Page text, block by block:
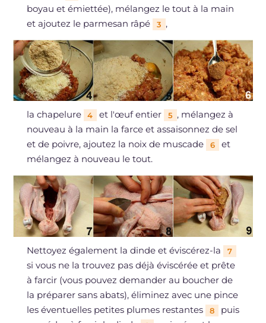
boyau et émiettée), mélangez le tout à la main
et ajoutez le parmesan râpé
3 ,
la chapelure 4 et l'œuf entier 5 , mélangez à
nouveau à la main la farce et assaisonnez de sel
et de poivre, ajoutez la noix de muscade
6
et
mélangez à nouveau le tout.
Nettoyez également la dinde et éviscérez-la 7
si vous ne la trouvez pas déjà éviscérée et prête
à farcir (vous pouvez demander au boucher de
la préparer sans abats), éliminez avec une pince
les éventuelles petites plumes restantes
8
puis